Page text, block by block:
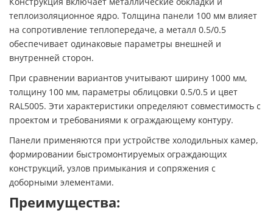
теплоизоляционное ядро. Толщина панели 100 мм влияет
на сопротивление теплопередаче, а металл 0.5/0.5
обеспечивает одинаковые параметры внешней и
внутренней сторон.
При сравнении вариантов учитывают ширину 1000 мм,
толщину 100 мм, параметры облицовки 0.5/0.5 и цвет
RAL5005. Эти характеристики определяют совместимость с
проектом и требованиями к ограждающему контуру.
Панели применяются при устройстве холодильных камер,
формировании быстромонтируемых ограждающих
конструкций, узлов примыкания и сопряжения с
доборными элементами.
Преимущества: